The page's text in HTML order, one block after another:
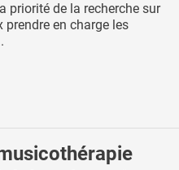
priorité de la recherche sur
prendre en charge les